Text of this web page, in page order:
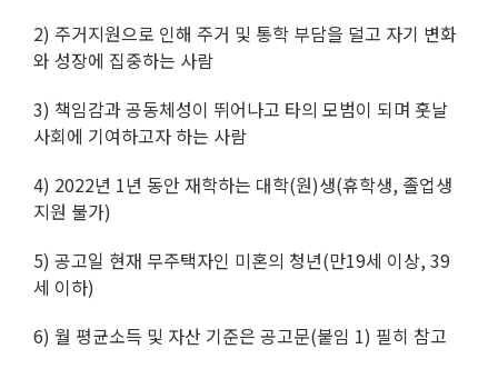
2) 주거지원으로 인해 주거 및 통학 부담을 덜고 자기 변화
와 성장에 집중하는 사람
3) 책임감과 공동체성이 뛰어나고 타의 모범이 되며 훗날
사회에 기여하고자 하는 사람
4) 2022년 1년 동안 재학하는 대학(원)생(휴학생, 졸업생
지원 불가)
5) 공고일 현재 무주택자인 미혼의 청년(만19세 이상, 39
세 이하)
6) 월 평균소득 및 자산 기준은 공고문(붙임 1) 필히 참고